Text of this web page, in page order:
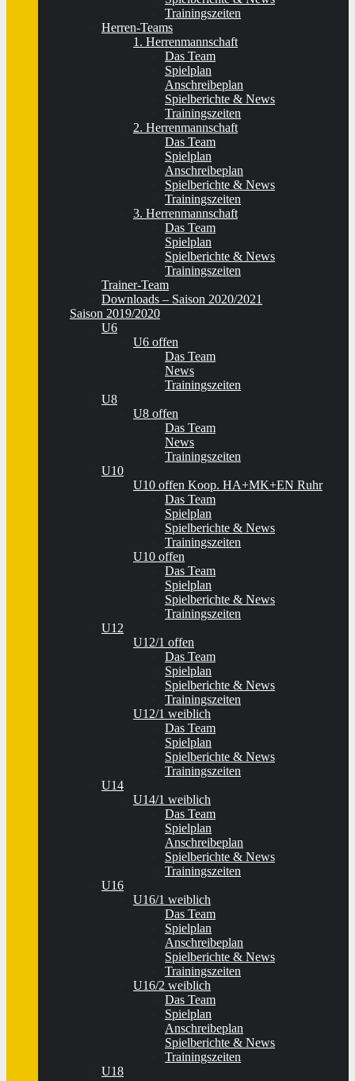
Trainingszeiten
Herren-Teams
1. Herrenmannschaft
Das Team
Spielplan
Anschreibeplan
Spielberichte & News
Trainingszeiten
2. Herrenmannschaft
Das Team
Spielplan
Anschreibeplan
Spielberichte & News
Trainingszeiten
3. Herrenmannschaft
Das Team
Spielplan
Spielberichte & News
Trainingszeiten
Trainer-Team
Downloads – Saison 2020/2021
Saison 2019/2020
U6
U6 offen
Das Team
News
Trainingszeiten
U8
U8 offen
Das Team
News
Trainingszeiten
U10
U10 offen Koop. HA+MK+EN Ruhr
Das Team
Spielplan
Spielberichte & News
Trainingszeiten
U10 offen
Das Team
Spielplan
Spielberichte & News
Trainingszeiten
U12
U12/1 offen
Das Team
Spielplan
Spielberichte & News
Trainingszeiten
U12/1 weiblich
Das Team
Spielplan
Spielberichte & News
Trainingszeiten
U14
U14/1 weiblich
Das Team
Spielplan
Anschreibeplan
Spielberichte & News
Trainingszeiten
U16
U16/1 weiblich
Das Team
Spielplan
Anschreibeplan
Spielberichte & News
Trainingszeiten
U16/2 weiblich
Das Team
Spielplan
Anschreibeplan
Spielberichte & News
Trainingszeiten
U18